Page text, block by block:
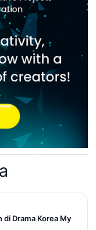
Drama Korea My